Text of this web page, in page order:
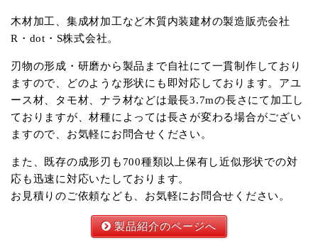
木材加工、集成材加工など木質内装建材の製造販売会社
R・dot・S株式会社。
刃物の形成・研磨から製品まで自社にて一貫制作しており
ますので、どのような形状にも即対応しております。アユ
ース材、タモ材、ナラ材などは最長3.7mの長さにて加工し
ておりますが、材種によっては長さが変わる場合がござい
ますので、お気軽にお問合せください。
また、既存の成形刃も700種類以上保有し近似形状での対
応も迅速に対応いたしております。
お見積りのご依頼なども、お気軽にお問合せください。
製品紹介のページへ